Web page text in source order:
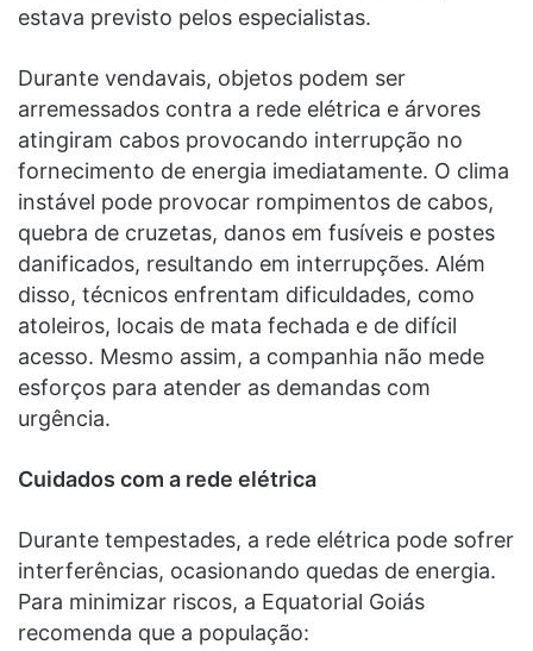
estava previsto pelos especialistas.
Durante vendavais, objetos podem ser
arremessados contra a rede elétrica e árvores
atingiram cabos provocando interrupção no
fornecimento de energia imediatamente. O clima
instável pode provocar rompimentos de cabos,
quebra de cruzetas, danos em fusíveis e postes
danificados, resultando em interrupções. Além
disso, técnicos enfrentam dificuldades, como
atoleiros, locais de mata fechada e de difícil
acesso. Mesmo assim, a companhia não mede
esforços para atender as demandas com
urgência.
Cuidados com a rede elétrica
Durante tempestades, a rede elétrica pode sofrer
interferências, ocasionando quedas de energia.
Para minimizar riscos, a Equatorial Goiás
recomenda que a população: